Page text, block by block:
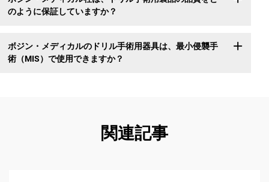
のように保証していますか？
ボジン・メディカルのドリル手術用器具は、最小侵襲手
術（MIS）で使用できますか？
関連記事